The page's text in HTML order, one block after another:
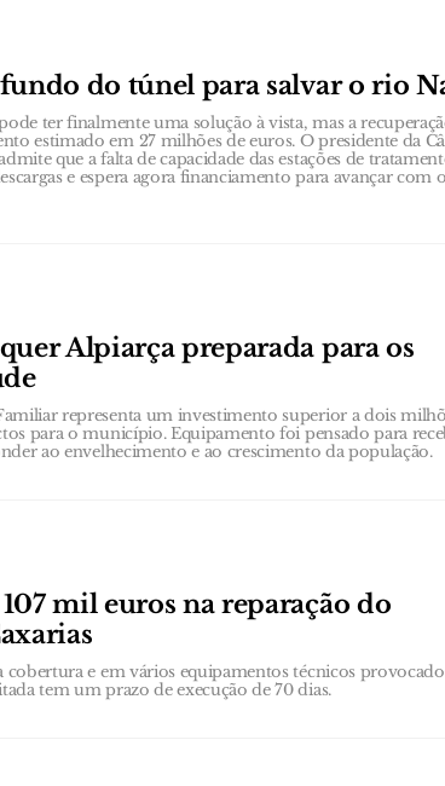
do túnel para salvar o rio
ter finalmente uma solução à vista, mas a
estimado em 27 milhões de euros. O presidente da
que a falta de capacidade das estações de
e espera agora financiamento para avançar com
Alpiarça preparada para os
representa um investimento superior a dois
para o município. Equipamento foi pensado para
ao envelhecimento e ao crescimento da população.
mil euros na reparação do
cobertura e em vários equipamentos técnicos
tem um prazo de execução de 70 dias.